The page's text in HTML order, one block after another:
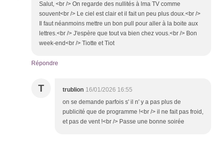
Salut, <br /> On regarde des nullités à lma TV comme
souvent<br /> Le ciel est clair et il fait un peu plus doux.<br />
Il faut néanmoins mettre un bon pull pour aller à la boite aux
lettres.<br /> J'espère que tout va bien chez vous.<br /> Bon
week-end<br /> Tiotte et Tiot
Répondre
T trublion 16/01/2026 16:55
on se demande parfois s' il n' y a pas plus de
publicité que de programme !<br /> il ne fait pas froid,
et pas de vent !<br /> Passe une bonne soirée